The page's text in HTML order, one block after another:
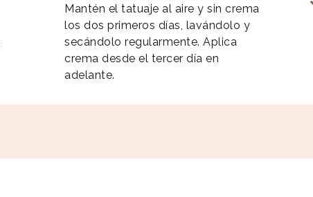
Mantén el tatuaje al aire y sin crema
los dos primeros días, lavándolo y
secándolo regularmente. Aplica
crema desde el tercer día en
adelante.